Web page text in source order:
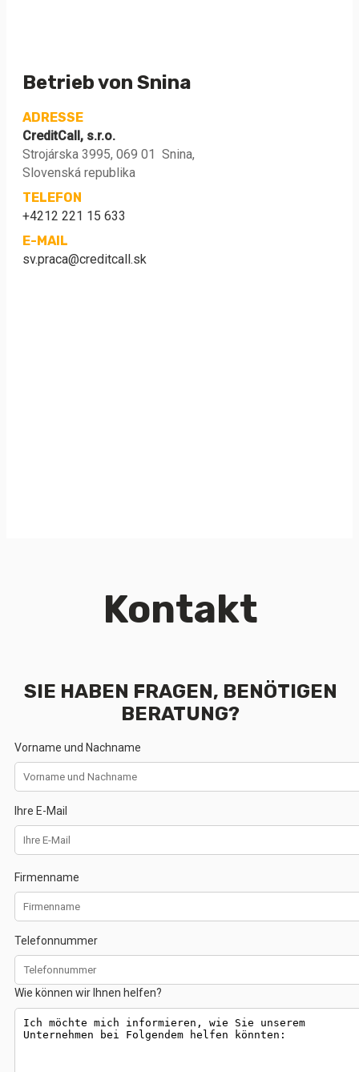
Betrieb von Snina
ADRESSE
CreditCall, s.r.o.
Strojárska 3995, 069 01 Snina,
Slovenská republika
TELEFON
+4212 221 15 633
E-MAIL
sv.praca@creditcall.sk
Kontakt
SIE HABEN FRAGEN, BENÖTIGEN
BERATUNG?
Vorname und Nachname
Ihre E-Mail
Firmenname
Telefonnummer
Wie können wir Ihnen helfen?